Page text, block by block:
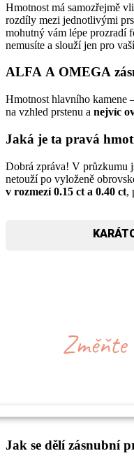
Hmotnost má samozřejmě
rozdíly mezi jednotlivými
mohutný vám lépe prozradí
nemusíte a slouží jen pro
ALFA A OMEGA
Hmotnost hlavního kamene
na vzhled prstenu a nejvíc
Jaká je ta pravá
Dobrá zpráva! V průzkumu
netouží po vyloženě
v rozmezí 0.15 ct a 0.40 ct,
Jak se dělí zásnubní